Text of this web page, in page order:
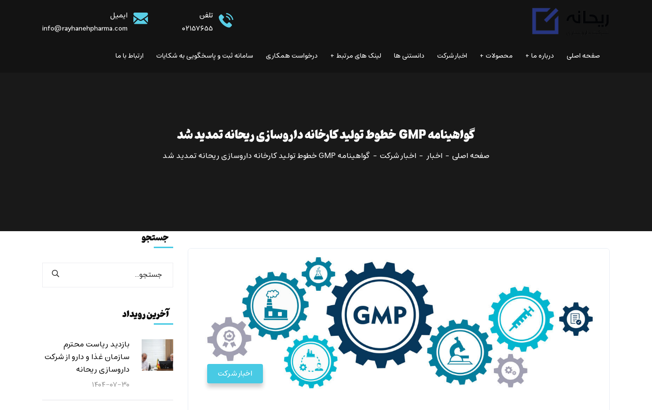
تلفن
۰۲۱۵۷۶۵۵
ایمیل
info@rayhanehpharma.com
صفحه اصلى درباره ما محصولات اخبار شرکت دانستنی ها لینک هاى مرتبط درخواست همکاری سامانه ثبت و پاسخگویی به شکایات ارتباط با ما
گواهینامه GMP خطوط تولید کارخانه داروسازی ریحانه تمدید شد
صفحه اصلی اخبار اخبار شرکت گواهینامه GMP خطوط تولید کارخانه داروسازی ریحانه تمدید شد
اخبار شرکت
جستجو
آخرین رویداد
بازدید ریاست محترم
سازمان غذا و دارو از شرکت
داروسازی ریحانه
۱۴۰۴-۰۷-۳۰